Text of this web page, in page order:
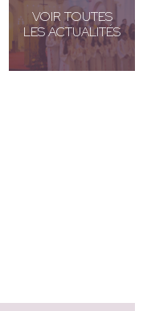
VOIR TOUTES
LES ACTUALITÉS